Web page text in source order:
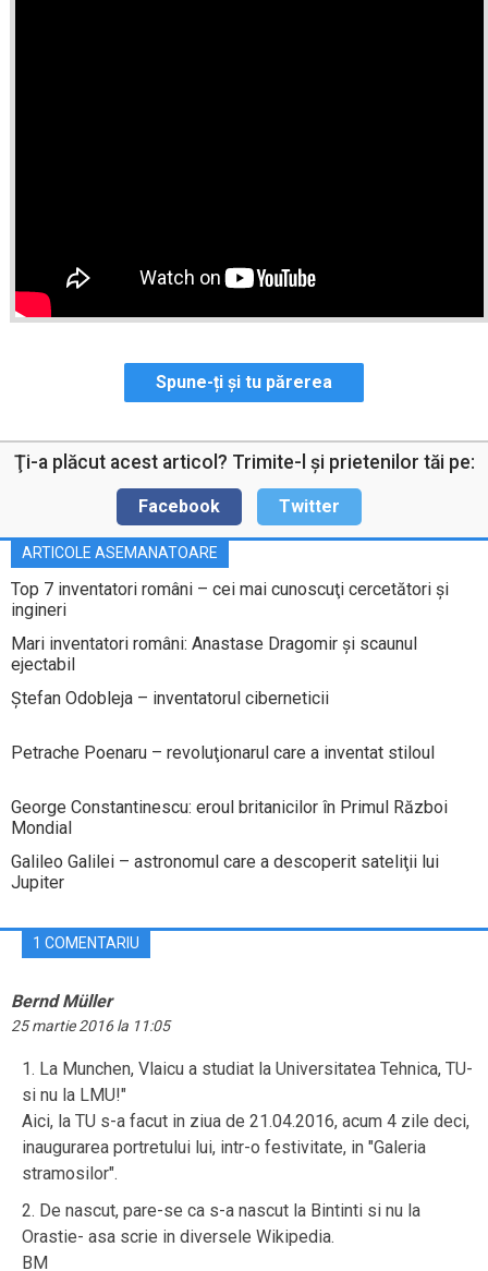
Spune-ți și tu părerea
Ţi-a plăcut acest articol? Trimite-l şi prietenilor tăi pe:
Facebook Twitter
ARTICOLE ASEMANATOARE
Top 7 inventatori români – cei mai cunoscuţi cercetători şi
ingineri
Mari inventatori români: Anastase Dragomir şi scaunul
ejectabil
Ştefan Odobleja – inventatorul ciberneticii
Petrache Poenaru – revoluţionarul care a inventat stiloul
George Constantinescu: eroul britanicilor în Primul Război
Mondial
Galileo Galilei – astronomul care a descoperit sateliţii lui
Jupiter
1 COMENTARIU
Bernd Müller
25 martie 2016 la 11:05
1. La Munchen, Vlaicu a studiat la Universitatea Tehnica, TU-
si nu la LMU!"
Aici, la TU s-a facut in ziua de 21.04.2016, acum 4 zile deci,
inaugurarea portretului lui, intr-o festivitate, in "Galeria
stramosilor".
2. De nascut, pare-se ca s-a nascut la Bintinti si nu la
Orastie- asa scrie in diversele Wikipedia.
BM